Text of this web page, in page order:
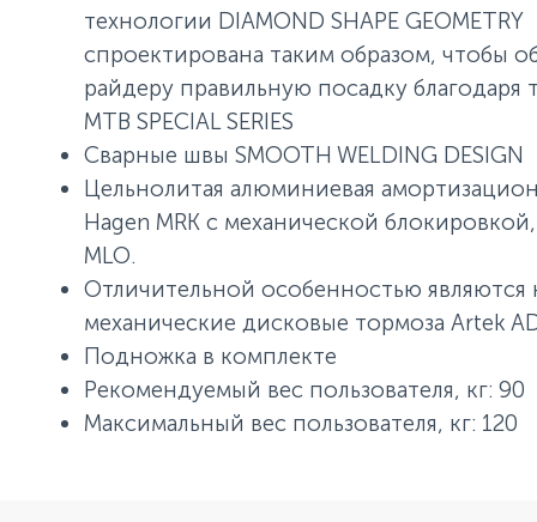
технологии DIAMOND SHAPE GEOMETRY
спроектирована таким образом, чтобы
райдеру правильную посадку благодаря
МТВ SPECIAL SERIES
Сварные швы SMOOTH WELDING DESIGN
Цельнолитая алюминиевая
Hagen MRK с механической
MLO.
Отличительной особенностью являются
механические дисковые тормоза Artek
Подножка в комплекте
Рекомендуемый вес пользователя, кг: 90
Максимальный вес пользователя, кг: 120